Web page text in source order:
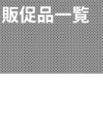
販促品一覧